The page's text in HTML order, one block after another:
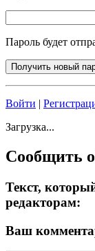
Пароль будет
Войти |
Загрузка...
Сообщить
Текст,
редакторам:
Ваш